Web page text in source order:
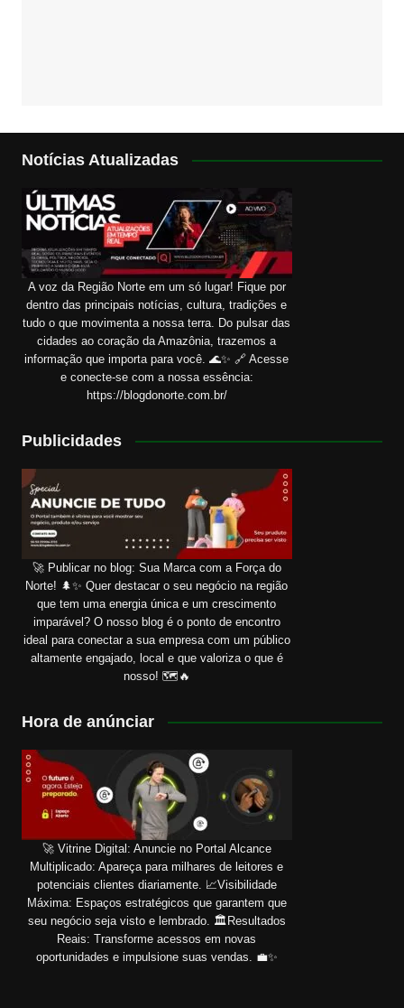
Notícias Atualizadas
A voz da Região Norte em um só lugar! Fique por
dentro das principais notícias, cultura, tradições e
tudo o que movimenta a nossa terra. Do pulsar das
cidades ao coração da Amazônia, trazemos a
informação que importa para você. 🌊✨ 🔗 Acesse
e conecte-se com a nossa essência:
https://blogdonorte.com.br/
Publicidades
🚀 Publicar no blog: Sua Marca com a Força do
Norte! 🌲✨ Quer destacar o seu negócio na região
que tem uma energia única e um crescimento
imparável? O nosso blog é o ponto de encontro
ideal para conectar a sua empresa com um público
altamente engajado, local e que valoriza o que é
nosso! 🗺️🔥
Hora de anúnciar
🚀 Vitrine Digital: Anuncie no Portal Alcance
Multiplicado: Apareça para milhares de leitores e
potenciais clientes diariamente. 📈Visibilidade
Máxima: Espaços estratégicos que garantem que
seu negócio seja visto e lembrado. 🏛️Resultados
Reais: Transforme acessos em novas
oportunidades e impulsione suas vendas. 💼✨